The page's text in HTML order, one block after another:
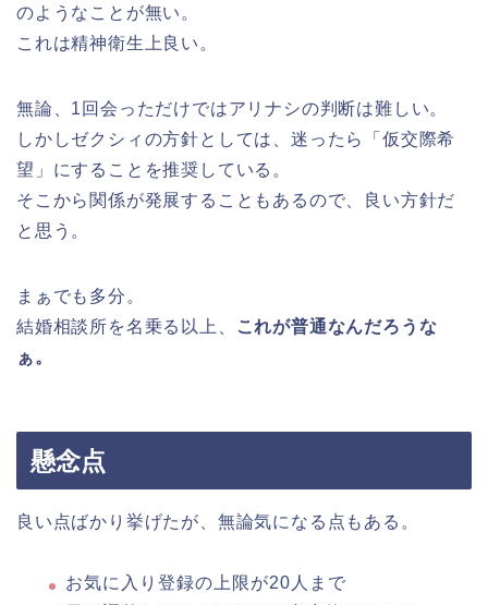
のようなことが無い。
これは精神衛生上良い。
無論、1回会っただけではアリナシの判断は難しい。
しかしゼクシィの方針としては、迷ったら「仮交際希
望」にすることを推奨している。
そこから関係が発展することもあるので、良い方針だ
と思う。
まぁでも多分。
結婚相談所を名乗る以上、
これが普通なんだろうな
ぁ。
懸念点
良い点ばかり挙げたが、無論気になる点もある。
お気に入り登録の上限が20人まで